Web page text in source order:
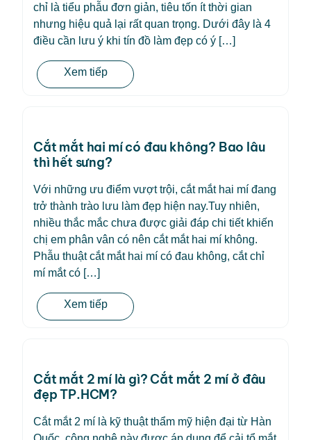
chỉ là tiểu phẫu đơn giản, tiêu tốn ít thời gian
nhưng hiệu quả lại rất quan trọng. Dưới đây là 4
điều cần lưu ý khi tín đồ làm đẹp có ý […]
Xem tiếp
Cắt mắt hai mí có đau không? Bao lâu
thì hết sưng?
Với những ưu điểm vượt trội, cắt mắt hai mí đang
trở thành trào lưu làm đẹp hiện nay.Tuy nhiên,
nhiều thắc mắc chưa được giải đáp chi tiết khiến
chị em phân vân có nên cắt mắt hai mí không.
Phẫu thuật cắt mắt hai mí có đau không, cắt chỉ
mí mắt có […]
Xem tiếp
Cắt mắt 2 mí là gì? Cắt mắt 2 mí ở đâu
đẹp TP.HCM?
Cắt mắt 2 mí là kỹ thuật thẩm mỹ hiện đại từ Hàn